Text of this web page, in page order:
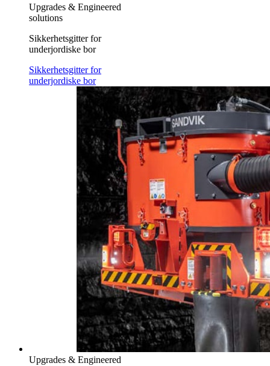
Upgrades & Engineered
solutions
Sikkerhetsgitter for
underjordiske bor
Sikkerhetsgitter for
underjordiske bor
Upgrades & Engineered